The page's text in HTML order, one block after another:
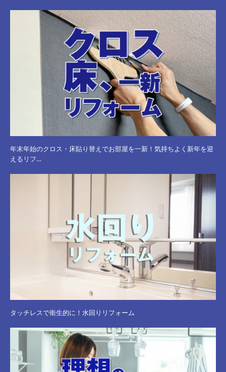
年末年始のクロス・床貼り替えでお部屋を一新！気持ちよく新年を迎
えるリフ…
タッチレスで衛生的に！水回りリフォーム